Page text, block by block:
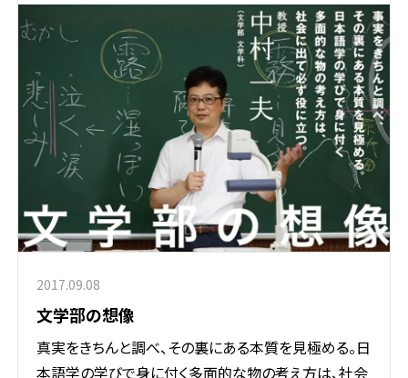
2017.09.08
文学部の想像
真実をきちんと調べ、その裏にある本質を見極める。日
本語学の学びで身に付く多面的な物の考え方は、社会